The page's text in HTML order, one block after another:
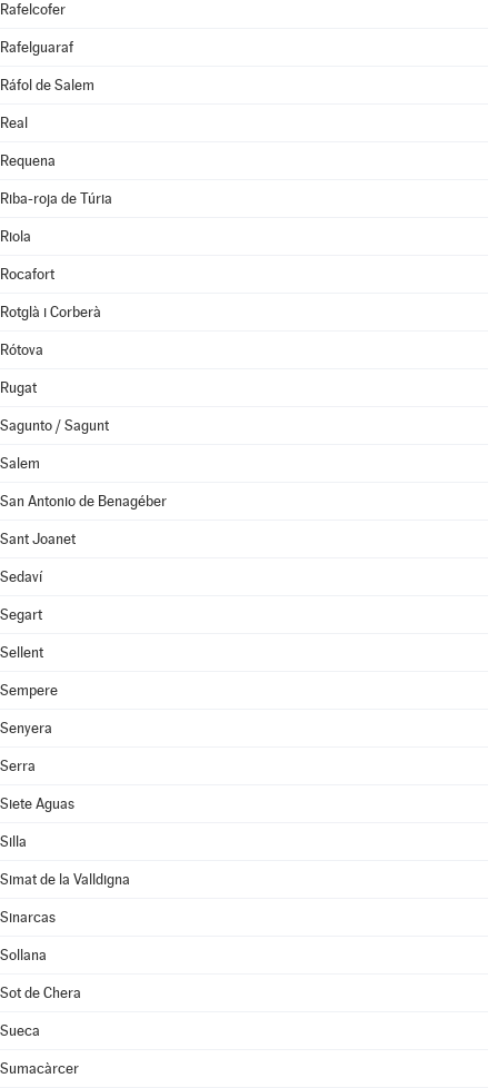
Rafelcofer
Rafelguaraf
Ráfol de Salem
Real
Requena
Riba-roja de Túria
Riola
Rocafort
Rotglà i Corberà
Rótova
Rugat
Sagunto / Sagunt
Salem
San Antonio de Benagéber
Sant Joanet
Sedaví
Segart
Sellent
Sempere
Senyera
Serra
Siete Aguas
Silla
Simat de la Valldigna
Sinarcas
Sollana
Sot de Chera
Sueca
Sumacàrcer